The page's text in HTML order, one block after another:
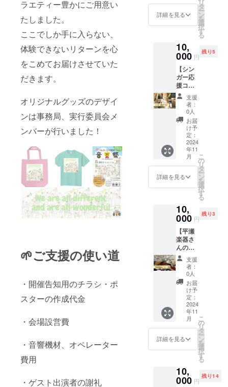
ラエティー豊かにご用意い
たしました。
ここでしか手に入らない、
体験できないリターンを心
をこめてお届けさせていた
だきます。
オリジナルグッズのデザイ
ンは事務局、実行委員会メ
ンバーが行いました！
🌱ご支援の使い道
・開催告知用のチラシ・ポ
スターの作成代金
・会場設営費
・音響機材、オペレーター
費用
・ゲスト出演者の謝礼
のだと
思いま
ティス
トの
「とっ
てお
き」の
音楽た
ちをぜ
ひお楽
しみく
ださい!!
・数
量：1点
・サイ
サイズ
(指定で
きませ
にしま
す！ ・
数量：1
点 ・サ
ンサイ
ズ(指定
できま
せん)
イバー
ズ
ks-
bravers
.com/
ベー
ズ。 ◉
いただ
いてま
す 音楽
を通じ
て出
会った
仲間た
ちが、
いまも
信念を
持って
続けて
いる。
だから
えるん
です。
ご縁か
ら三田
で演奏
できる
のをと
ても嬉
しく思
いま
す。皆
様に会
えるの
を楽し
みにし
ていま
す！
員）、
兵庫県
アドバ
イ
ザー。
これま
で全国
の被災
地を100
回以上
訪問、
様々な
支援活
動を行
う。と
りわけ
東日本
の被災
地、宮
は、震
災後５
年間毎
月通い
続け、
地元住
民と共
に楽曲
『やっ
ぺす♡
石巻』
を制作
するな
ど、深
てい
る。 ◉
セージ
頂いて
ます 心
平瀬楽
器だけ
とで、
三田市
さと納
税の返
礼品に
もなっ
ていま
す！ ・
遠方の
方は往
復の送
料をご
負担い
ただき
お近く
の方は
お持ち
くださ
い。 鍵
盤ハー
モニカ
のク
リーニ
ングを
いたし
ます。
必ず備
考欄に
持ち込
み か、
配送
記入お
願い致
有効期
間2025
択くだ
さい デ
あるか
もしれ
ません
ご了承
のほど
よろし
くお願
いしま
す。 ・
お礼の
メッ
セージ
動画 感
謝の気
持ちを
込め
て、お
動画を
お送り
す。 ・
収録時
間：約3
分間 ・
提供方
法：
メール
にURL
を記載
しま
す。
ンがあ
なたの
元に歌
をお送
す♪ 事
務局メ
ンバー
︎●中村天
一さん
サラ
リーマ
ンをし
ながら
ギター
一本 魂
をゆさ
ぶるよ
うな歌
を届け
るシン
ガー。
う。 熱
い歌声
をみな
さんへ
届けま
す。 生
配信OR
リアル
どちら
でもok
どちら
か希望
を備考
欄に記
入お願
い致し
ます。
限：
2025年
詳細を見る
リ
タ
ー
ン
を
選
択
す
る
10,
000 円
残り5
【シン
ガー応
援コー
ス】 出
演され
るシン
ガー
や、事
務局メ
ンバー
ミュー
ジシャ
ンがあ
なたの
元に歌
をお送
す♪ 事
務局メ
ンバー
︎●SAITE
KIさん
【プロ
フィー
ル】
SAITEK
I(読み:
サイテ
県三田
市出身
のVo/Gt
さい
とー
(SAITO)
とVo/Ba
(IEKI)で
結成。
支援
者：
0人
お届
け予
定：
2024
年11
月
詳細を見る
こ
の
リ
タ
ー
ン
を
選
択
す
る
10,
000 円
残り3
【平瀬
楽器さ
んのス
ペシャ
ルリ
ターン
その
①】 平
瀬楽器
で大人
気なイ
ベン
ト！
『ピア
ノ解体
ショー
瀬楽器
で大人
支援
者：
0人
お届
け予
定：
2024
年11
月
詳細を見る
こ
の
リ
タ
ー
ン
を
選
択
す
る
10,
000 円
残り14